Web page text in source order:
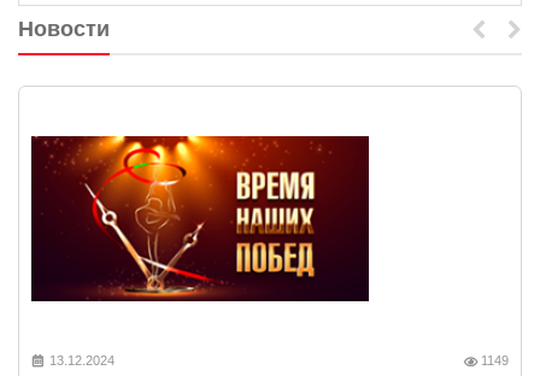
Новости
13.12.2024 1149